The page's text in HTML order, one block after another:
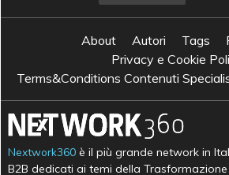
About Autori Tags
Privacy e Cookie
Terms&Conditions Contenuti
Nextwork360 è il più grande network in
B2B dedicati ai temi della